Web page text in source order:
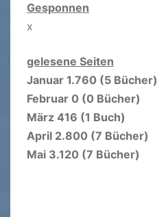
Gesponnen
x
gelesene Seiten
Januar 1.760 (5 Bücher)
Februar 0 (0 Bücher)
März 416 (1 Buch)
April 2.800 (7 Bücher)
Mai 3.120 (7 Bücher)